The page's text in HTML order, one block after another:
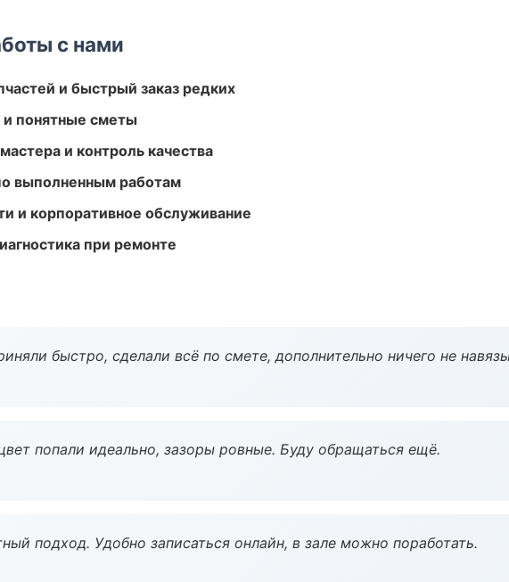
с нами
и быстрый заказ редких
понятные сметы
и контроль качества
выполненным работам
и корпоративное обслуживание
при ремонте
быстро, сделали всё по смете, дополнительно ничего не
попали идеально, зазоры ровные. Буду обращаться ещё.
подход. Удобно записаться онлайн, в зале можно поработать.